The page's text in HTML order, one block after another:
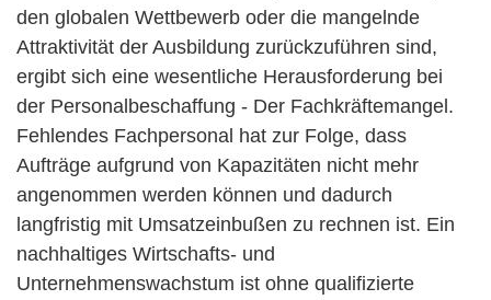
den globalen Wettbewerb oder die mangelnde
Attraktivität der Ausbildung zurückzuführen sind,
ergibt sich eine wesentliche Herausforderung bei
der Personalbeschaffung - Der Fachkräftemangel.
Fehlendes Fachpersonal hat zur Folge, dass
Aufträge aufgrund von Kapazitäten nicht mehr
angenommen werden können und dadurch
langfristig mit Umsatzeinbußen zu rechnen ist. Ein
nachhaltiges Wirtschafts- und
Unternehmenswachstum ist ohne qualifizierte